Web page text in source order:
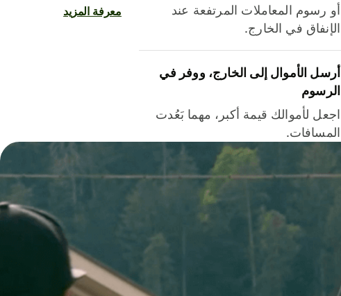
أو رسوم المعاملات المرتفعة عند
الإنفاق في الخارج.
أرسل الأموال إلى الخارج، ووفر في
الرسوم
اجعل لأموالك قيمة أكبر، مهما بَعُدت
المسافات.
معرفة المزيد